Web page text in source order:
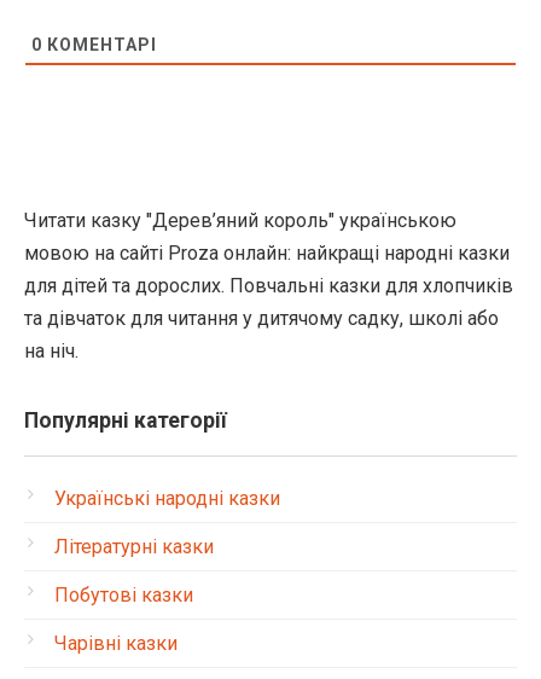
0 КОМЕНТАРІ
Читати казку "Дерев’яний король" українською
мовою на сайті Proza онлайн: найкращі народні казки
для дітей та дорослих. Повчальні казки для хлопчиків
та дівчаток для читання у дитячому садку, школі або
на ніч.
Популярні категорії
Українські народні казки
Літературні казки
Побутові казки
Чарівні казки